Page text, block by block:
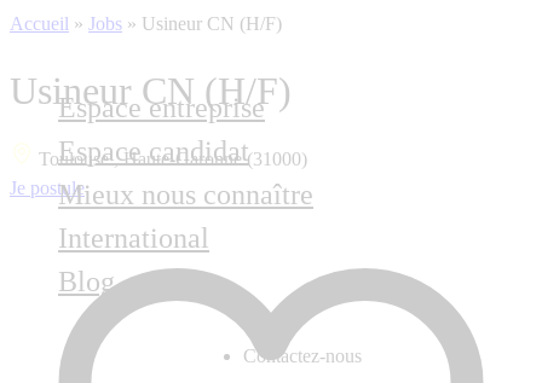
Espace entreprise
Espace candidat
Mieux nous connaître
International
Blog
Contactez-nous
Accueil » Jobs » Usineur CN (H/F)
Usineur CN (H/F)
Toulouse , Haute-Garonne (31000)
Je postule